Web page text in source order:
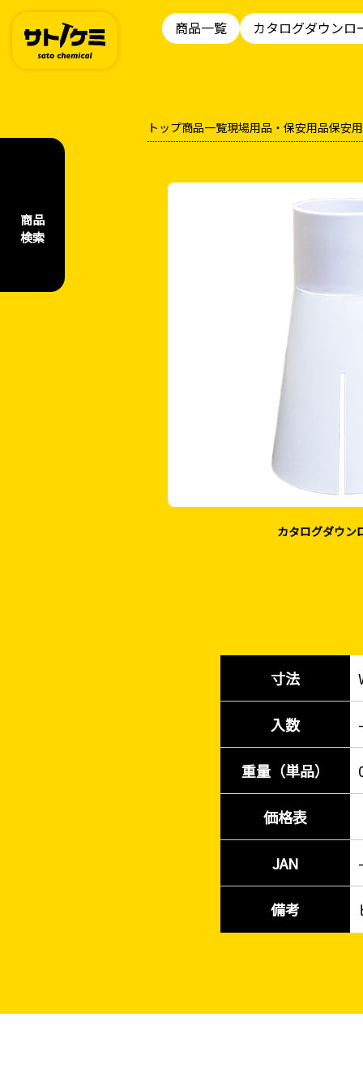
商品一覧 カタログダウンロ
商品
検索
トップ商品一覧現場用品・保安用品保安
カタログダウン
寸法
入数 -
重量（単品）
価格表
JAN -
備考